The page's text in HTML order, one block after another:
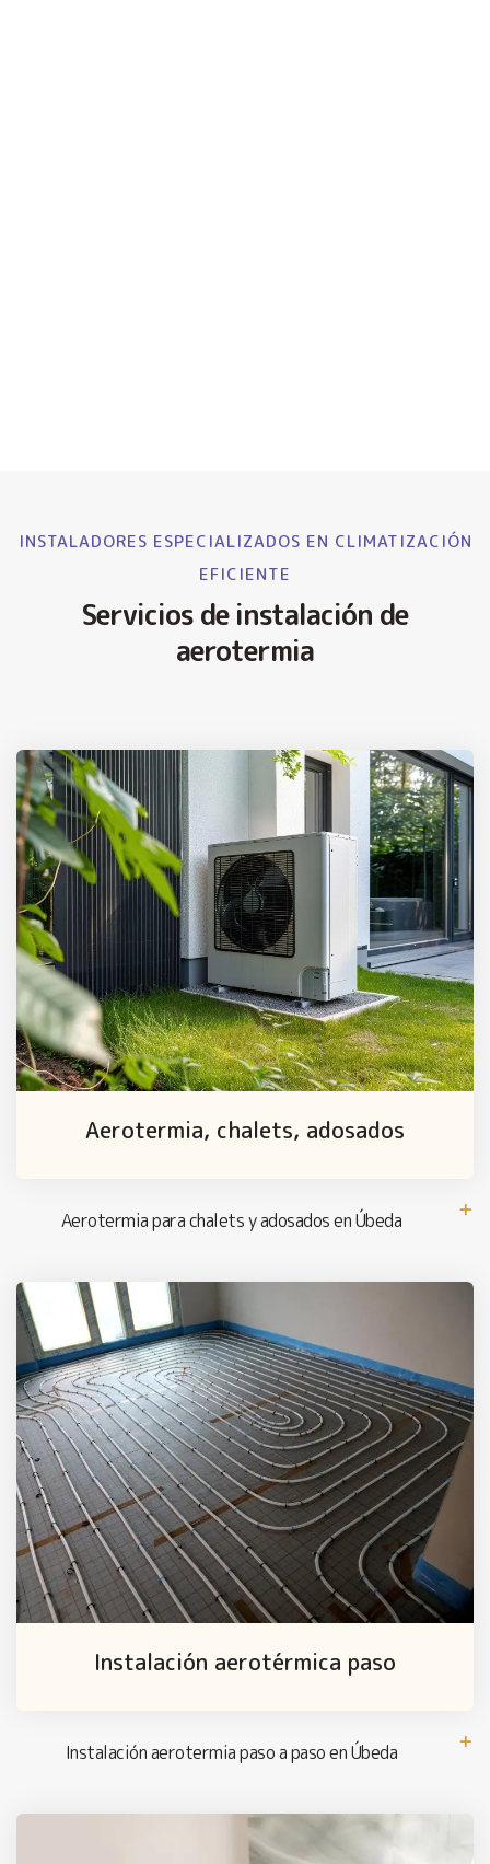
INSTALADORES ESPECIALIZADOS EN CLIMATIZACIÓN
EFICIENTE
Servicios de instalación de
aerotermia
Aerotermia, chalets, adosados
Aerotermia para chalets y adosados en Úbeda
Instalación aerotérmica paso
Instalación aerotermia paso a paso en Úbeda